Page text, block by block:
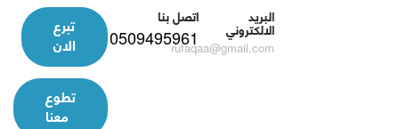
البريد
الالكتروني
rufaqaa@gmail.com
اتصل بنا
0509495961 تبرع
الان
تطوع
معنا